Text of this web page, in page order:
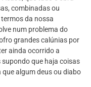
combinadas ou
da nossa
num problema do
grandes calúnias por
ainda ocorrido a
supondo que haja coisas
algum deus ou diabo